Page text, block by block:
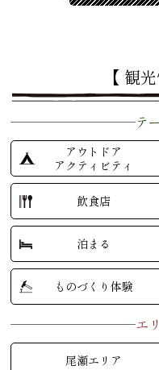
【 観
テ
アウトドア
アクティビティ
泊まる
飲食店
ものづくり体験
エ
尾瀬エリア